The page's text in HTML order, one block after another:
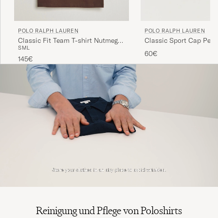
Riktig bra i storlek och kvalitet
GEKAUFT AM AUF CAREOFCARL.SE
POLO RALPH LAUREN
Classic Fit Team T-shirt Nutmeg
Brown
SML
145€
POLO RALPH LAUREN
Classic Sport Cap
60€
Reinigung und Pflege von Poloshirts